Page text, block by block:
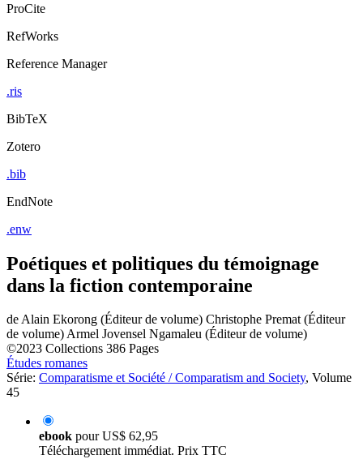
Poétiques et politiques du témoignage
dans la fiction contemporaine
de Alain Ekorong (Éditeur de volume) Christophe Premat (Éditeur
de volume)Armel Jovensel Ngamaleu (Éditeur de volume)
©2023 Collections
Études romanes
Série:
ebookpourUS$ 62,95